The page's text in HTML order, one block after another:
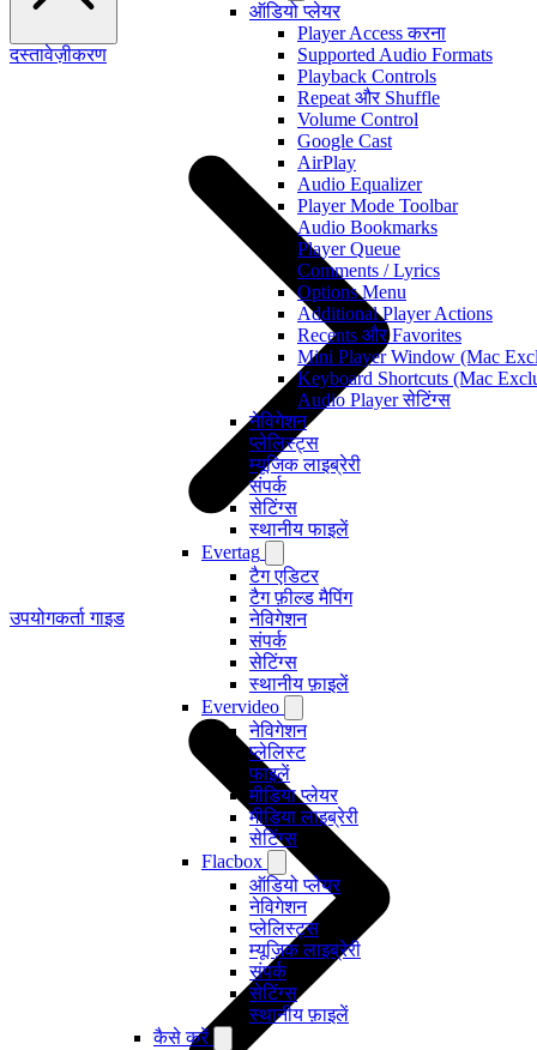
ऑडियो प्लेयर
Player Access करना
Supported Audio Formats
Playback Controls
Repeat और Shuffle
Volume Control
Google Cast
AirPlay
Audio Equalizer
Player Mode Toolbar
Audio Bookmarks
Player Queue
Comments / Lyrics
Options Menu
Additional Player Actions
Recents और Favorites
Mini Player Window (Mac
Keyboard Shortcuts (Mac
Audio Player सेटिंग्स
नेविगेशन
प्लेलिस्ट्स
म्यूजिक लाइब्रेरी
संपर्क
सेटिंग्स
स्थानीय फाइलें
Evertag
टैग एडिटर
टैग फ़ील्ड मैपिंग
नेविगेशन
संपर्क
सेटिंग्स
स्थानीय फ़ाइलें
Evervideo
नेविगेशन
प्लेलिस्ट
फाइलें
मीडिया प्लेयर
मीडिया लाइब्रेरी
सेटिंग्स
Flacbox
ऑडियो प्लेयर
नेविगेशन
प्लेलिस्ट्स
म्यूज़िक लाइब्रेरी
संपर्क
सेटिंग्स
स्थानीय फ़ाइलें
कैसे करें
दस्तावेज़ीकरण
उपयोगकर्ता गाइड